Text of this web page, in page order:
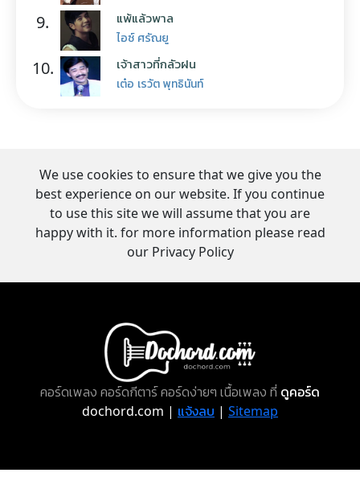
9. แพ้แล้วพาล
ไอซ์ ศรัณยู
10. เจ้าสาวที่กลัวฝน
เต๋อ เรวัต พุทธินันท์
We use cookies to ensure that we give you the
best experience on our website. If you continue
to use this site we will assume that you are
happy with it. for more information please read
our Privacy Policy
คอร์ดเพลง คอร์ดกีตาร์ คอร์ดง่ายๆ เนื้อเพลง ที่ ดูคอร์ด
dochord.com | แจ้งลบ | Sitemap